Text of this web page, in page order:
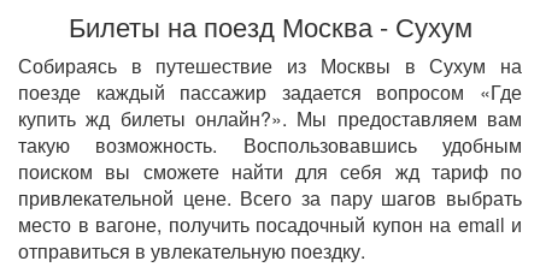
Билеты на поезд Москва - Сухум
Собираясь в путешествие из Москвы в Сухум на
поезде каждый пассажир задается вопросом «Где
купить жд билеты онлайн?». Мы предоставляем вам
такую возможность. Воспользовавшись удобным
поиском вы сможете найти для себя жд тариф по
привлекательной цене. Всего за пару шагов выбрать
место в вагоне, получить посадочный купон на email и
отправиться в увлекательную поездку.